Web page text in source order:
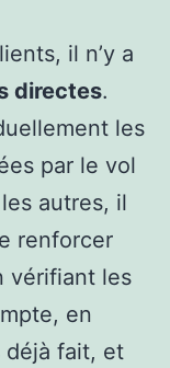
il n’y a
directes.
les
par le vol
autres, il
renforcer
vérifiant les
en
déjà fait, et